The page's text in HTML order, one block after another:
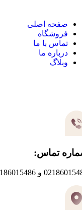
صفحه اصلی
فروشگاه
تماس با ما
درباره ما
وبلاگ
تماس:
و 02186015486